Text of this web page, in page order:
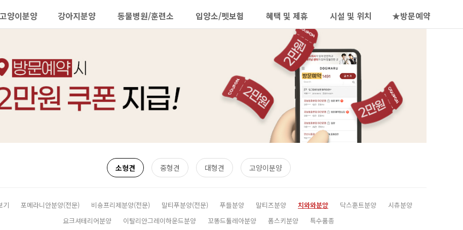
고양이분양 강아지분양 동물병원/훈련소 입양소/펫보험 혜택 및 제휴 시설 및 위치 ★방문예약
소형견 중형견 대형견 고양이분양
기 포메라니안분양(전문) 비숑프리제분양(전문) 말티푸분양(전문) 푸들분양 말티즈분양 치와와분양 닥스훈트분양
시츄분양
요크셔테리어분양
이탈리안그레이하운드분양 꼬똥드툴레아분양 폼스키분양 특수품종